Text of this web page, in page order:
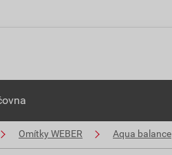
Omítky WEBER Aqua balance